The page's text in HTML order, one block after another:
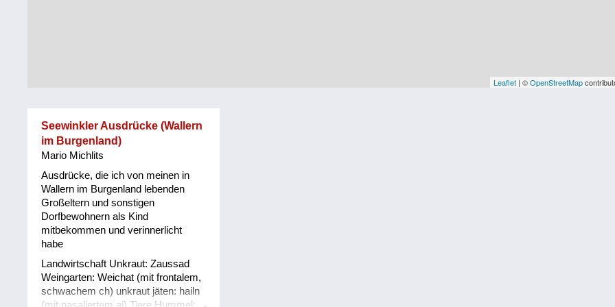
Leaflet | ©OpenStreetMap
Seewinkler Ausdrücke (Wallern
im Burgenland)
Mario Michlits
Ausdrücke, die ich von meinen in
Wallern im Burgenland lebenden
Großeltern und sonstigen
Dorfbewohnern als Kind
mitbekommen und verinnerlicht
habe
Landwirtschaft Unkraut: Zaussad
Weingarten: Weichat (mit frontalem,
schwachem ch) unkraut jäten: hailn
(mit nasaliertem ai) Tiere Hummel: